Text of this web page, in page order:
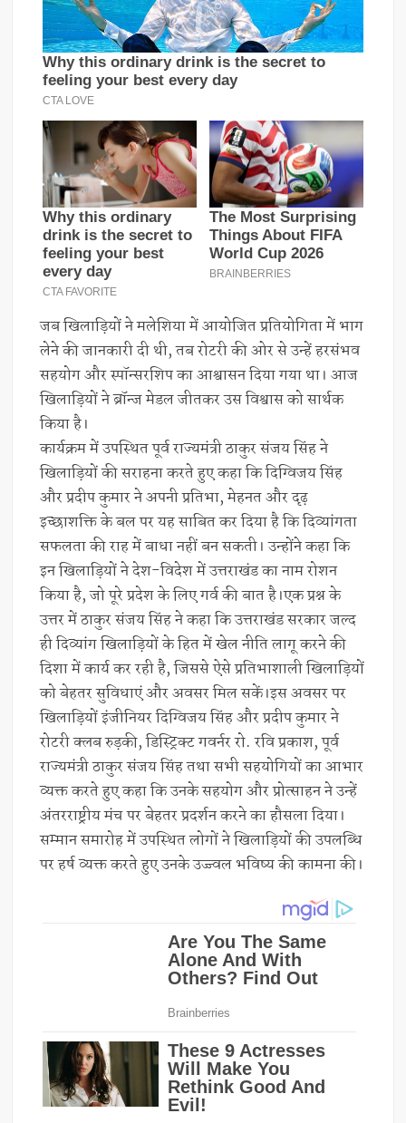
जब खिलाड़ियों ने मलेशिया में आयोजित प्रतियोगिता में भाग
लेने की जानकारी दी थी, तब रोटरी की ओर से उन्हें हरसंभव
सहयोग और स्पॉन्सरशिप का आश्वासन दिया गया था। आज
खिलाड़ियों ने ब्रॉन्ज मेडल जीतकर उस विश्वास को सार्थक
किया है।
कार्यक्रम में उपस्थित पूर्व राज्यमंत्री ठाकुर संजय सिंह ने
खिलाड़ियों की सराहना करते हुए कहा कि दिग्विजय सिंह
और प्रदीप कुमार ने अपनी प्रतिभा, मेहनत और दृढ़
इच्छाशक्ति के बल पर यह साबित कर दिया है कि दिव्यांगता
सफलता की राह में बाधा नहीं बन सकती। उन्होंने कहा कि
इन खिलाड़ियों ने देश-विदेश में उत्तराखंड का नाम रोशन
किया है, जो पूरे प्रदेश के लिए गर्व की बात है।एक प्रश्न के
उत्तर में ठाकुर संजय सिंह ने कहा कि उत्तराखंड सरकार जल्द
ही दिव्यांग खिलाड़ियों के हित में खेल नीति लागू करने की
दिशा में कार्य कर रही है, जिससे ऐसे प्रतिभाशाली खिलाड़ियों
को बेहतर सुविधाएं और अवसर मिल सकें।इस अवसर पर
खिलाड़ियों इंजीनियर दिग्विजय सिंह और प्रदीप कुमार ने
रोटरी क्लब रुड़की, डिस्ट्रिक्ट गवर्नर रो. रवि प्रकाश, पूर्व
राज्यमंत्री ठाकुर संजय सिंह तथा सभी सहयोगियों का आभार
व्यक्त करते हुए कहा कि उनके सहयोग और प्रोत्साहन ने उन्हें
अंतरराष्ट्रीय मंच पर बेहतर प्रदर्शन करने का हौसला दिया।
सम्मान समारोह में उपस्थित लोगों ने खिलाड़ियों की उपलब्धि
पर हर्ष व्यक्त करते हुए उनके उज्ज्वल भविष्य की कामना की।